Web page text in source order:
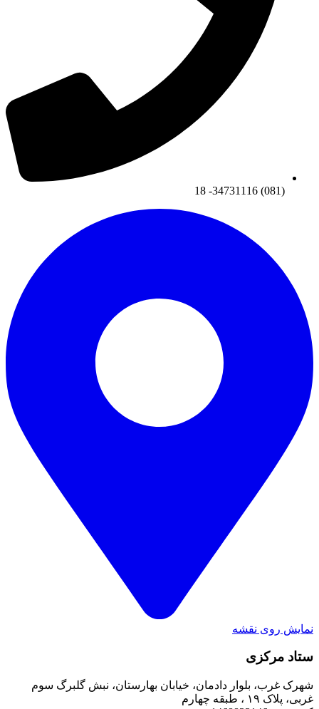
(081) 34731116- 18
نمایش روی نقشه
ستاد مرکزی
شهرک غرب، بلوار دادمان، خیابان بهارستان، نبش گلبرگ سوم
غربی، پلاک ۱۹ ، طبقه چهارم